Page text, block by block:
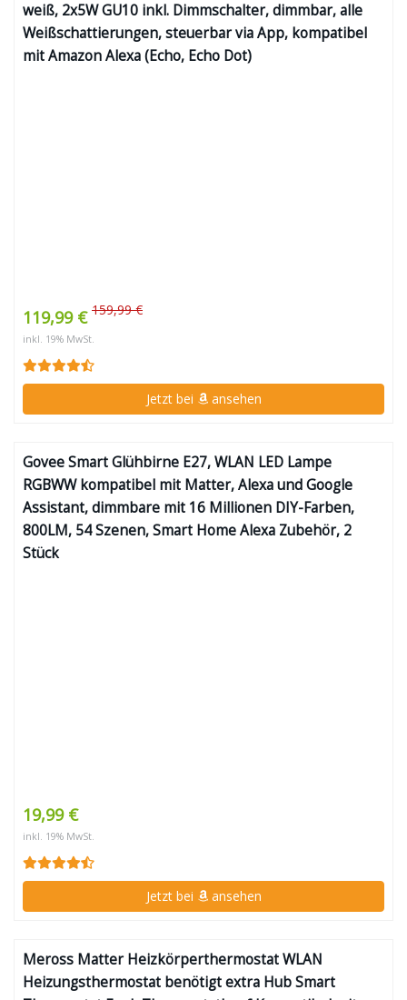
weiß, 2x5W GU10 inkl. Dimmschalter, dimmbar, alle
Weißschattierungen, steuerbar via App, kompatibel
mit Amazon Alexa (Echo, Echo Dot)
119,99 € 159,99 €
inkl. 19% MwSt.
Jetzt bei ansehen
Govee Smart Glühbirne E27, WLAN LED Lampe
RGBWW kompatibel mit Matter, Alexa und Google
Assistant, dimmbare mit 16 Millionen DIY-Farben,
800LM, 54 Szenen, Smart Home Alexa Zubehör, 2
Stück
19,99 €
inkl. 19% MwSt.
Jetzt bei ansehen
Meross Matter Heizkörperthermostat WLAN
Heizungsthermostat benötigt extra Hub Smart